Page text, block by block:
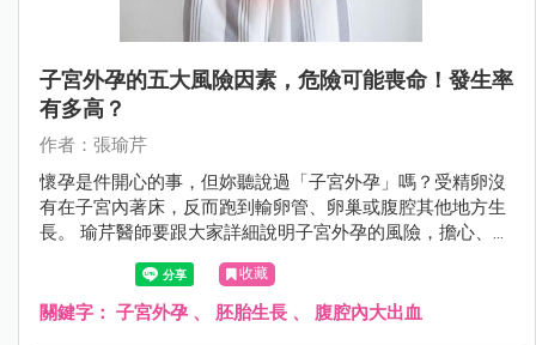
子宮外孕的五大風險因素，危險可能喪命！發生率
有多高？
作者：張瑜芹
懷孕是件開心的事，但妳聽說過「子宮外孕」嗎？受精卵沒
有在子宮內著床，反而跑到輸卵管、卵巢或腹腔其他地方生
長。 瑜芹醫師要跟大家詳細說明子宮外孕的風險，擔心、害
怕的下一步，是面對恐懼。
收藏
關鍵字： 子宮外孕 、 胚胎生長 、 腹腔內大出血